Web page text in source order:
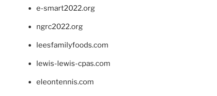
e-smart2022.org
ngrc2022.org
leesfamilyfoods.com
lewis-lewis-cpas.com
eleontennis.com